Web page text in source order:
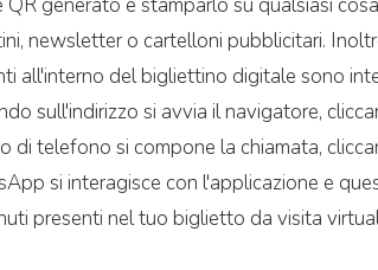
QR generato e stamparlo su qualsiasi
newsletter o cartelloni pubblicitari.
all'interno del bigliettino digitale sono
sull'indirizzo si avvia il navigatore,
di telefono si compone la chiamata,
si interagisce con l'applicazione e
presenti nel tuo biglietto da visita